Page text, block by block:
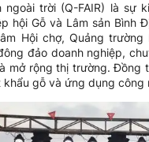
trời (Q-FAIR) là sự
hội Gỗ và Lâm sản
Hội chợ, Quảng
đảo doanh nghiệp,
mở rộng thị trường.
gỗ và ứng dụng